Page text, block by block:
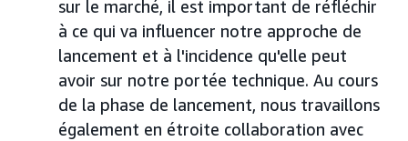
sur le marché, il est important de réfléchir
à ce qui va influencer notre approche de
lancement et à l'incidence qu'elle peut
avoir sur notre portée technique. Au cours
de la phase de lancement, nous travaillons
également en étroite collaboration avec